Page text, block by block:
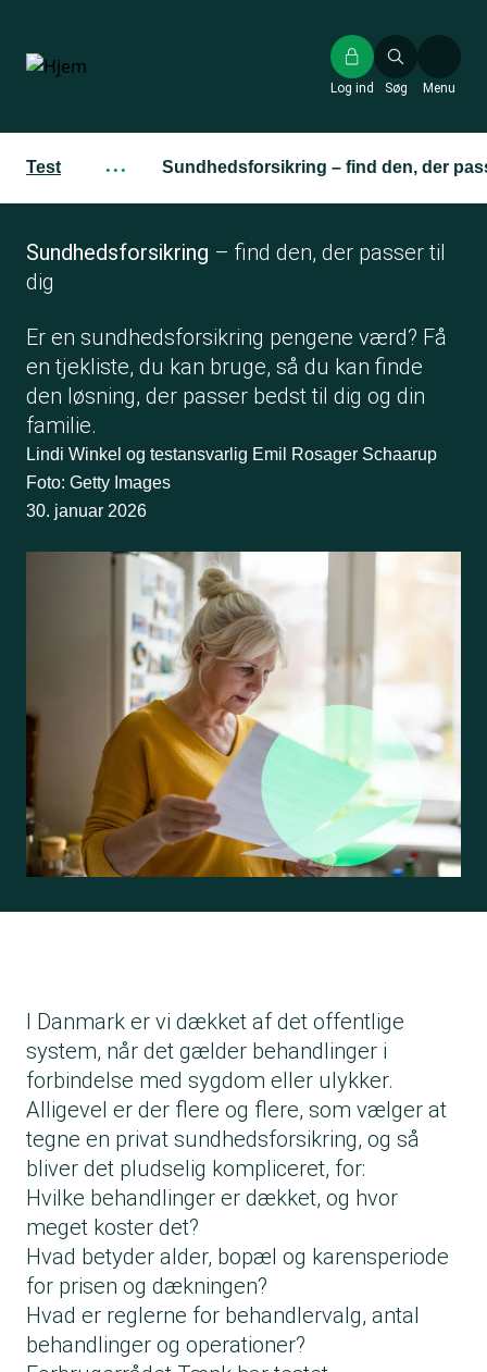
hovedindhold
Søg
Log ind Menu
Test ··· Sundhedsforsikring – find den, der
Sundhedsforsikring – find den, der passer til
dig
Er en sundhedsforsikring pengene værd? Få
en tjekliste, du kan bruge, så du kan finde
den løsning, der passer bedst til dig og din
familie.
Lindi Winkel og testansvarlig Emil Rosager Schaarup
Foto: Getty Images
30. januar 2026
I Danmark er vi dækket af det offentlige
system, når det gælder behandlinger i
forbindelse med sygdom eller ulykker.
Alligevel er der flere og flere, som vælger at
tegne en privat sundhedsforsikring, og så
bliver det pludselig kompliceret, for:
Hvilke behandlinger er dækket, og hvor
meget koster det?
Hvad betyder alder, bopæl og karensperiode
for prisen og dækningen?
Hvad er reglerne for behandlervalg, antal
behandlinger og operationer?